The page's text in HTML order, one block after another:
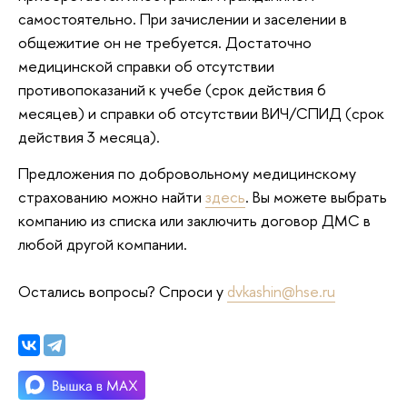
самостоятельно. При зачислении и заселении в
общежитие он не требуется. Достаточно
медицинской справки об отсутствии
противопоказаний к учебе (срок действия 6
месяцев) и справки об отсутствии ВИЧ/СПИД (срок
действия 3 месяца).
Предложения по добровольному медицинскому
страхованию можно найти здесь. Вы можете выбрать
компанию из списка или заключить договор ДМС в
любой другой компании.
Остались вопросы? Спроси у dvkashin@hse.ru